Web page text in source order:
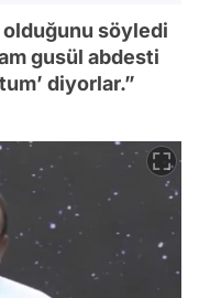
olduğunu söyledi
gusül abdesti
diyorlar.”